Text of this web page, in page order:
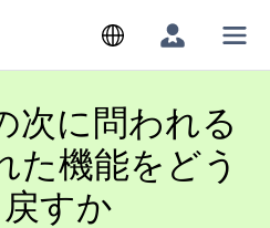
次に問われる
た機能をどう
すか